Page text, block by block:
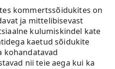
kommertssõidukites on
ja mittelibisevast
kulumiskindel kate
kaetud sõidukite
kohandatavad
nii teie aega kui ka